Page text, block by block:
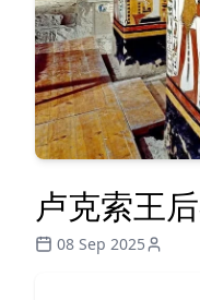
卢克索王
08 Sep 2025